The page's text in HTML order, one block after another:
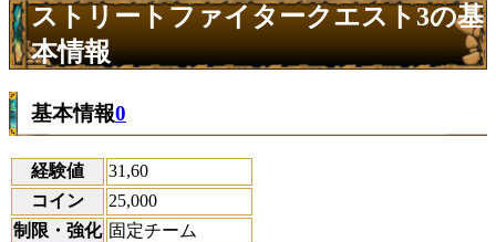
ストリートファイタークエスト3の基
本情報
基本情報0
経験値
31,60
コイン
25,000
制限・強化 固定チーム